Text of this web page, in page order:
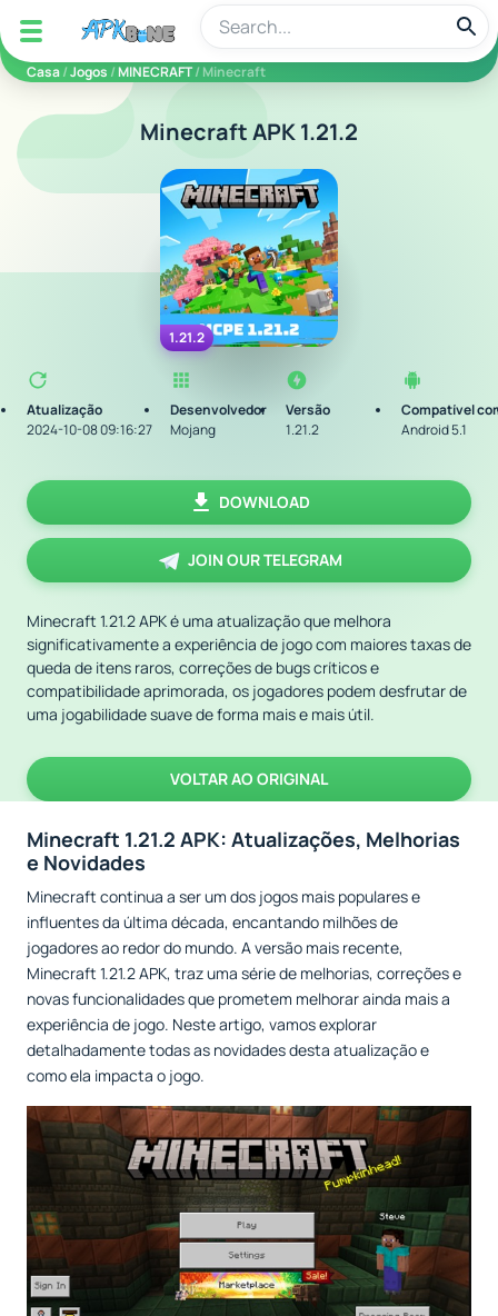
apkbine
Casa/Jogos /MINECRAFT/ Minecraft
Minecraft APK 1.21.2
1.21.2
Atualização
2024-10-08 09:16:27
Desenvolvedor
Mojang
Versão
1.21.2
Compatível
Android 5.1
DOWNLOAD
JOIN OUR TELEGRAM
Minecraft 1.21.2 APK é uma atualização que melhora
significativamente a experiência de jogo com maiores taxas de
queda de itens raros, correções de bugs críticos e
compatibilidade aprimorada, os jogadores podem desfrutar de
uma jogabilidade suave de forma mais e mais útil.
VOLTAR AO ORIGINAL
Minecraft 1.21.2 APK: Atualizações, Melhorias
e Novidades
Minecraft continua a ser um dos jogos mais populares e
influentes da última década, encantando milhões de
jogadores ao redor do mundo. A versão mais recente,
Minecraft 1.21.2 APK, traz uma série de melhorias, correções e
novas funcionalidades que prometem melhorar ainda mais a
experiência de jogo. Neste artigo, vamos explorar
detalhadamente todas as novidades desta atualização e
como ela impacta o jogo.